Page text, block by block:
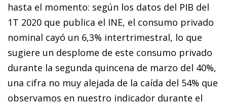
hasta el momento: según los datos del PIB del
1T 2020 que publica el INE, el consumo privado
nominal cayó un 6,3% intertrimestral, lo que
sugiere un desplome de este consumo privado
durante la se­­gunda quincena de marzo del 40%,
una cifra no muy alejada de la caída del 54% que
observamos en nuestro indicador durante el